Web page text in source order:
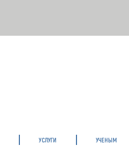
УСЛУГИ УЧЕНЫМ